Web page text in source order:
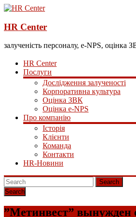
HR Center
залученість персоналу, e-NPS, оцінка
HR Center
Послуги
Дослідження залученості
Корпоративна культура
Оцінка ЗВК
Оцінка e-NPS
Про компанію
Історія
Клієнти
Команда
Контакти
HR-Новини
Search
”Метинвест” вынужден